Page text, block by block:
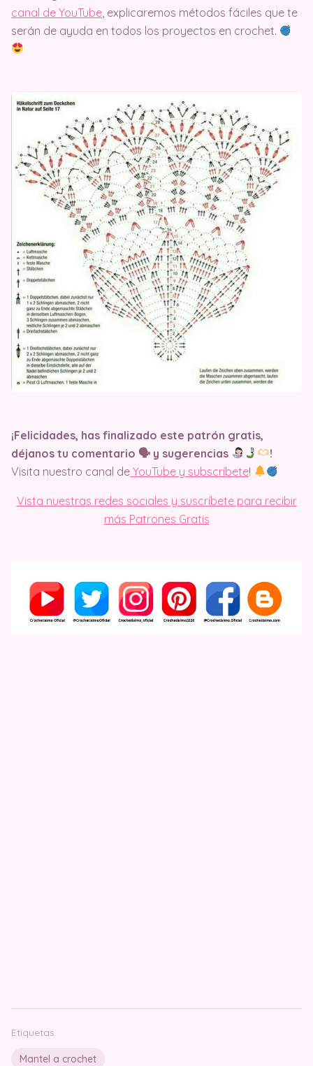
canal de YouTube , explicaremos métodos fáciles que te
serán de ayuda en todos los proyectos en crochet.
¡Felicidades, has finalizado este patrón gratis,
déjanos tu comentario 🗣 y sugerencias
​!
Visita nuestro canal de YouTube y subscríbete!
Vista nuestras redes sociales y suscríbete para recibir
más Patrones Gratis
Etiquetas
Mantel a crochet